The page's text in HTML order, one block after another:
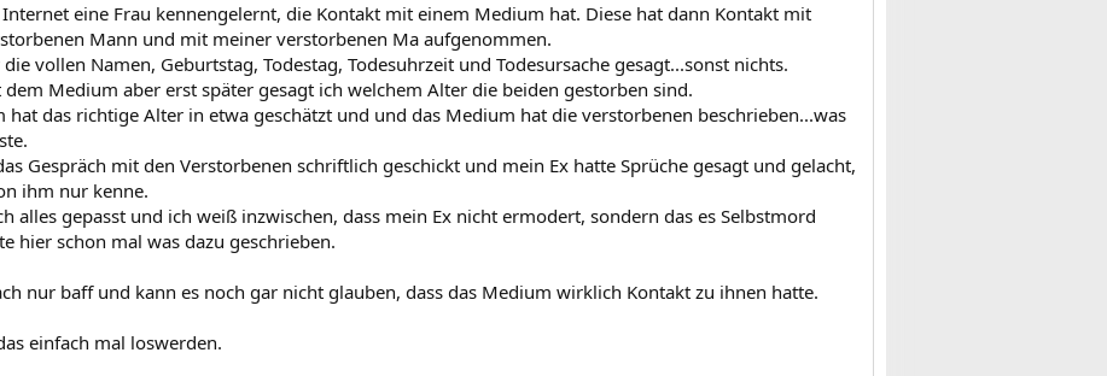
eine Frau kennengelernt, die Kontakt mit einem Medium hat. Diese hat dann Kontakt mit
Mann und mit meiner verstorbenen Ma aufgenommen.
vollen Namen, Geburtstag, Todestag, Todesuhrzeit und Todesursache gesagt...sonst nichts.
dem Medium aber erst später gesagt ich welchem Alter die beiden gestorben sind.
hat das richtige Alter in etwa geschätzt und und das Medium hat die verstorbenen beschrieben...was
Gespräch mit den Verstorbenen schriftlich geschickt und mein Ex hatte Sprüche gesagt und gelacht,
ihm nur kenne.
alles gepasst und ich weiß inzwischen, dass mein Ex nicht ermodert, sondern das es Selbstmord
hier schon mal was dazu geschrieben.
nur baff und kann es noch gar nicht glauben, dass das Medium wirklich Kontakt zu ihnen hatte.
einfach mal loswerden.